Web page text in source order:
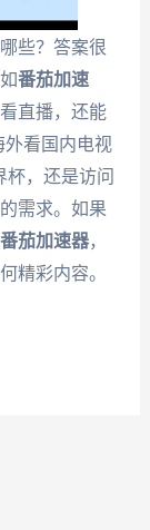
些？答案很
番茄加速
直播，还能
外看国内电视
，还是访问
需求。如果
番茄加速器，
精彩内容。